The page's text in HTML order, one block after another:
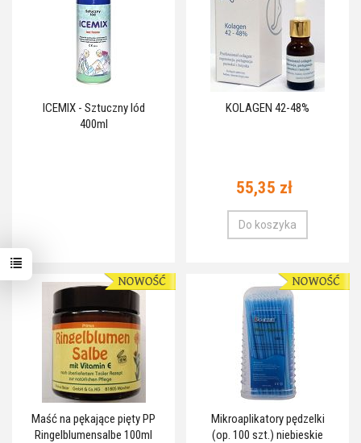
ICEMIX - Sztuczny lód
400ml
KOLAGEN 42-48%
55,35 zł
Do koszyka
Maść na pękające pięty PP
Ringelblumensalbe 100ml
Mikroaplikatory pędzelki
(op. 100 szt.) niebieskie